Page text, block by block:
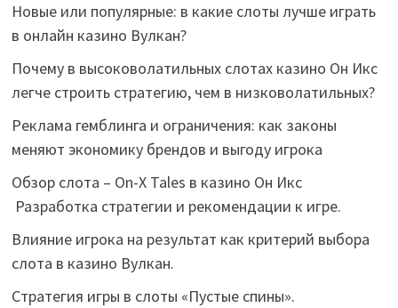
Новые или популярные: в какие слоты лучше играть
в онлайн казино Вулкан?
Почему в высоковолатильных слотах казино Он Икс
легче строить стратегию, чем в низковолатильных?
Реклама гемблинга и ограничения: как законы
меняют экономику брендов и выгоду игрока
Обзор слота – On-X Tales в казино Он Икс
Разработка стратегии и рекомендации к игре.
Влияние игрока на результат как критерий выбора
слота в казино Вулкан.
Стратегия игры в слоты «Пустые спины».